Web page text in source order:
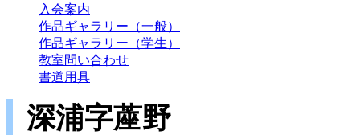
入会案内
作品ギャラリー（一般）
作品ギャラリー（学生）
教室問い合わせ
書道用具
深浦字蓙野